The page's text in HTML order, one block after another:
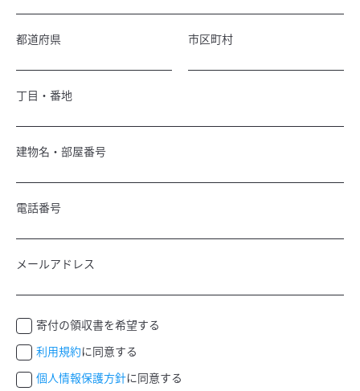
都道府県 市区町村
丁目・番地
建物名・部屋番号
電話番号
メールアドレス
寄付の領収書を希望する
利用規約に同意する
個人情報保護方針に同意する